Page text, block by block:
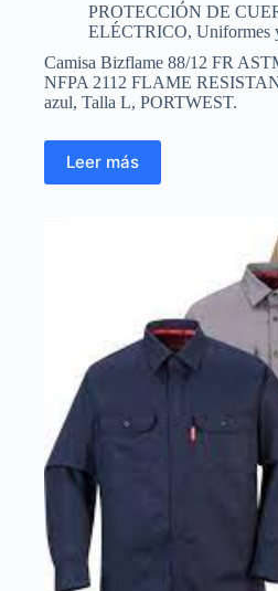
PROTECCIÓN DE
ELÉCTRICO, Uniformes
Camisa Bizflame 88/12 FR
NFPA 2112 FLAME
azul, Talla L, PORTWEST.
Leer más